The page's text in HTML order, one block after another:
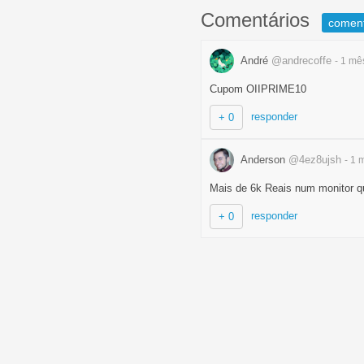
Comentários
André @andrecoffe - 1
Cupom OIIPRIME10
+ 0 responder
Anderson @4ez8ujsh - 1
Mais de 6k Reais num monitor
+ 0 responder